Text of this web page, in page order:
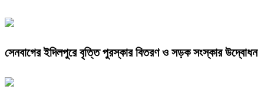
সেনবাগের ইদিলপুরে বৃত্তি পুরস্কার বিতরণ ও সড়ক সংস্কার উদ্বোধন